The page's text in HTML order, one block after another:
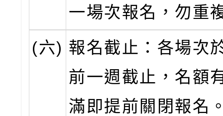
一場次報名，勿重
(六) 報名截止：各場次
前一週截止，名額
滿即提前關閉報名